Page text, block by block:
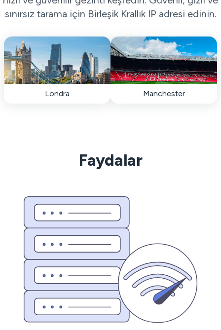
sınırsız tarama için Birleşik Krallık IP adresi edinin.
Londra Manchester
Faydalar